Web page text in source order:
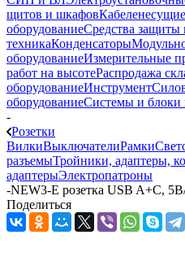
щитов и шкафов
оборудованиеСредства защиты
техникаКонденсаторы
оборудованиеИзмерительные
работ на высотеРаспродажа
оборудованиеИнструмент
оборудованиеСистемы и блоки
-
Розетки
ВилкиВыключателиРамки
разъемыТройники, адаптеры,
адаптерыЭлектропатроны
-NEW3-E розетка USB A+С,
Поделиться